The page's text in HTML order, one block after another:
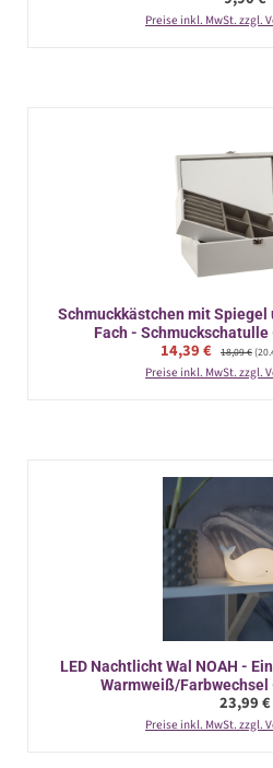
Preise inkl. MwSt. zzgl.
Schmuckkästchen mit Spiegel
Fach -
Verkaufspreis:
14,39 € Regulärer
18,09 €
Preise inkl. MwSt. zzgl.
LED Nachtlicht Wal NOAH -
Warmweiß/
23,99 €
Preise inkl. MwSt. zzgl.